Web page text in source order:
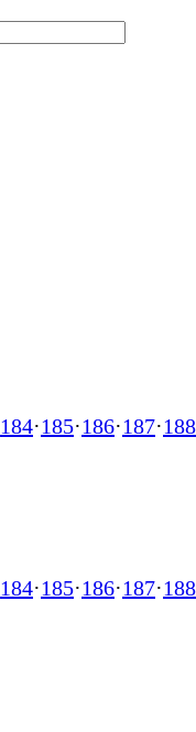
184·185·186·187·188
184·185·186·187·188